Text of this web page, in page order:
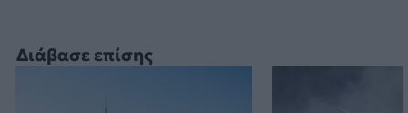
Διάβασε επίσης